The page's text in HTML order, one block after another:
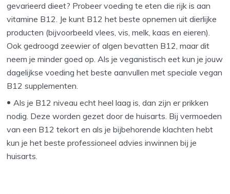
gevarieerd dieet? Probeer voeding te eten die rijk is aan
vitamine B12. Je kunt B12 het beste opnemen uit dierlijke
producten (bijvoorbeeld vlees, vis, melk, kaas en eieren).
Ook gedroogd zeewier of algen bevatten B12, maar dit
neem je minder goed op. Als je veganistisch eet kun je jouw
dagelijkse voeding het beste aanvullen met speciale vegan
B12 supplementen.
Als je B12 niveau echt heel laag is, dan zijn er prikken
nodig. Deze worden gezet door de huisarts. Bij vermoeden
van een B12 tekort en als je bijbehorende klachten hebt
kun je het beste professioneel advies inwinnen bij je
huisarts.